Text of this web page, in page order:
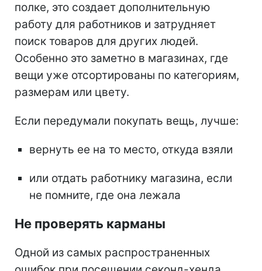
полке, это создает дополнительную
работу для работников и затрудняет
поиск товаров для других людей.
Особенно это заметно в магазинах, где
вещи уже отсортированы по категориям,
размерам или цвету.
Если передумали покупать вещь, лучше:
вернуть ее на то место, откуда взяли
или отдать работнику магазина, если
не помните, где она лежала
Не проверять карманы
Одной из самых распространенных